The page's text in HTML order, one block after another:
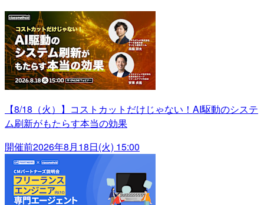
【8/18（火）】コストカットだけじゃない！AI駆動のシステ
ム刷新がもたらす本当の効果
開催前2026年8月18日(火) 15:00